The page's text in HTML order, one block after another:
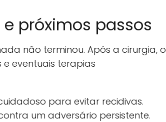
próximos passos
não terminou. Após a cirurgia, o
eventuais terapias
para evitar recidivas.
um adversário persistente.